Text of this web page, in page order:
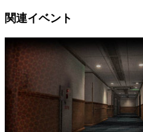
関連イベント